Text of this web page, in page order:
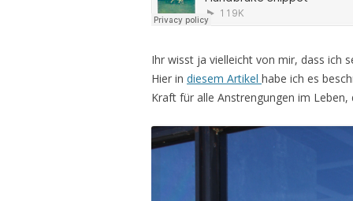
Ihr wisst ja vielleicht von mir, dass ich
Hier in diesem Artikel habe ich es
Kraft für alle Anstrengungen im